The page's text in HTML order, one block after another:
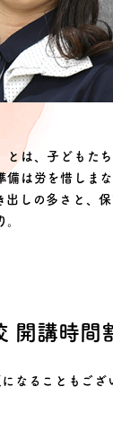
とは、子どもた
備は労を惜しま
出しの多さと、
。
開講時間
なることもござ